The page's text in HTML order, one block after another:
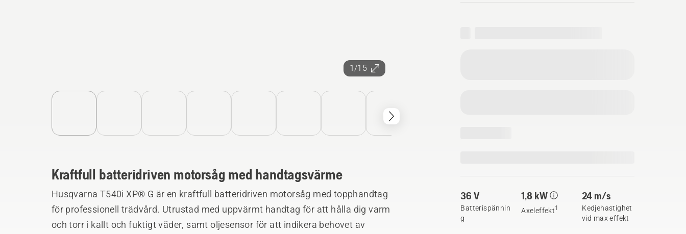
1/15
36 V
Batterispännin
g
1,8 kW
Axeleffekt1
24 m/s
Kedjehastighet
vid max effekt
Kraftfull batteridriven motorsåg med handtagsvärme
Husqvarna T540i XP® G är en kraftfull batteridriven motorsåg med topphandtag
för professionell trädvård. Utrustad med uppvärmt handtag för att hålla dig varm
och torr i kallt och fuktigt väder, samt oljesensor för att indikera behovet av